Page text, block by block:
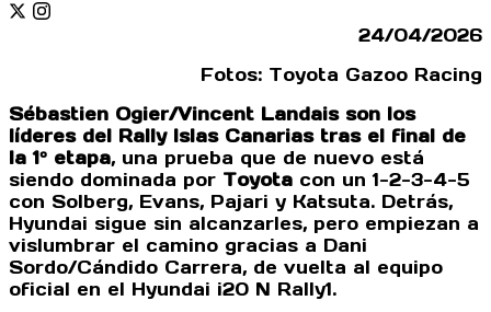
Twitter
Instagram
24/04/2026
Fotos: Toyota Gazoo Racing
Sébastien Ogier/Vincent Landais son los
líderes del Rally Islas Canarias tras el final de
la 1º etapa, una prueba que de nuevo está
siendo dominada por Toyota con un 1-2-3-4-5
con Solberg, Evans, Pajari y Katsuta. Detrás,
Hyundai sigue sin alcanzarles, pero empiezan a
vislumbrar el camino gracias a Dani
Sordo/Cándido Carrera, de vuelta al equipo
oficial en el Hyundai i20 N Rally1.